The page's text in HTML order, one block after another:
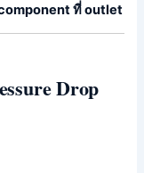
ที่ outlet
Drop